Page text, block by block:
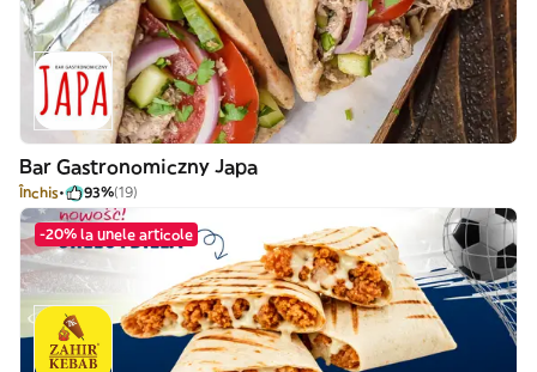
Bar Gastronomiczny Japa
Închis 93%(19)
-20% la unele articole